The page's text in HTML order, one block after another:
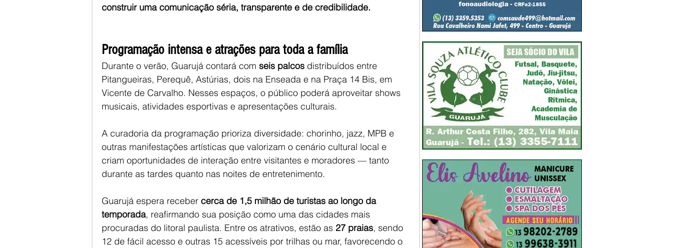
construir uma comunicação séria, transparente e de credibilidade.
Programação intensa e atrações para toda a família
Durante o verão, Guarujá contará com seis palcos distribuídos entre
Pitangueiras, Perequê, Astúrias, dois na Enseada e na Praça 14 Bis, em
Vicente de Carvalho. Nesses espaços, o público poderá aproveitar shows
musicais, atividades esportivas e apresentações culturais.
A curadoria da programação prioriza diversidade: chorinho, jazz, MPB e
outras manifestações artísticas que valorizam o cenário cultural local e
criam oportunidades de interação entre visitantes e moradores — tanto
durante as tardes quanto nas noites de entretenimento.
Guarujá espera receber cerca de 1,5 milhão de turistas ao longo da
temporada, reafirmando sua posição como uma das cidades mais
procuradas do litoral paulista. Entre os atrativos, estão as 27 praias, sendo
12 de fácil acesso e outras 15 acessíveis por trilhas ou mar, favorecendo o